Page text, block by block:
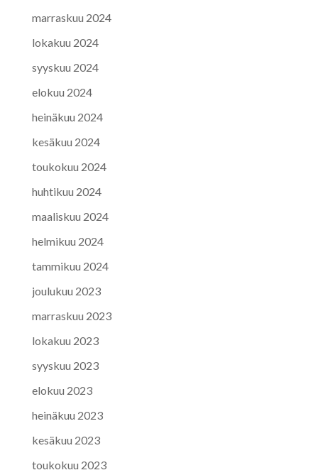
marraskuu 2024
lokakuu 2024
syyskuu 2024
elokuu 2024
heinäkuu 2024
kesäkuu 2024
toukokuu 2024
huhtikuu 2024
maaliskuu 2024
helmikuu 2024
tammikuu 2024
joulukuu 2023
marraskuu 2023
lokakuu 2023
syyskuu 2023
elokuu 2023
heinäkuu 2023
kesäkuu 2023
toukokuu 2023